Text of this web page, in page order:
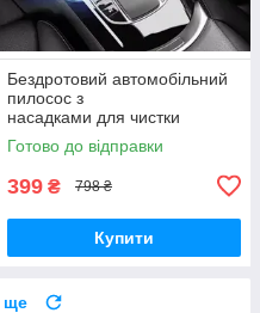
Бездротовий автомобільний
пилосос з
насадками для чистки
машини 120 w,
Компактний Міні ручний
автопилосос для авто
Готово до відправки
399 ₴ 798 ₴
Купити
ще